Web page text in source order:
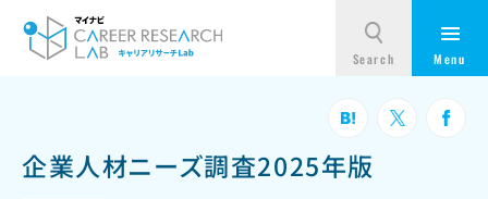
企業人材ニーズ調査2025年版